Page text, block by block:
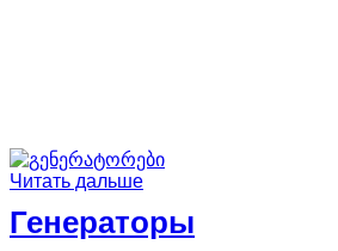
Читать дальше
Генераторы